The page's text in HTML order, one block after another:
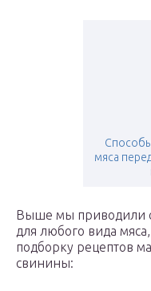
мяса
Выше мы приводили
для любого вида
подборку рецептов
свинины: